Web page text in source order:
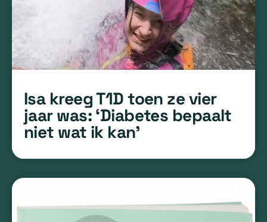
Isa kreeg T1D toen ze vier
jaar was: ‘Diabetes bepaalt
niet wat ik kan’